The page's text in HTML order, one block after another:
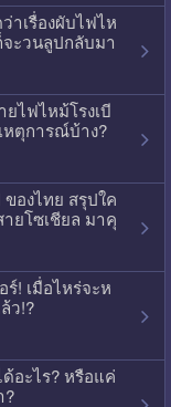
าเรื่องผับไฟไห
ะวนลูปกลับมา
ไฟไหม้โรงเบี
หตุการณ์บ้าง?
องไทย สรุปใค
ยโซเชียล มาคุ
ร์! เมื่อไหร่จะห
ว!?
ด้อะไร? หรือแค่
?